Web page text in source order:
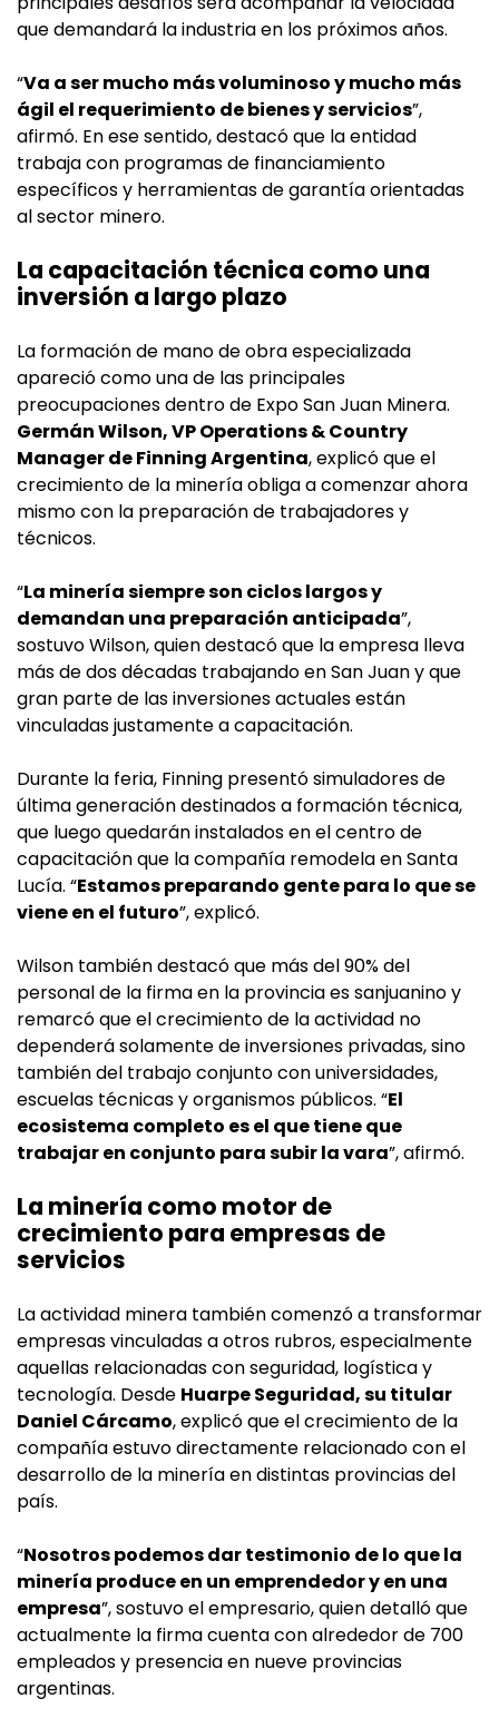
que demandará la industria en los próximos años.
“Va a ser mucho más voluminoso y mucho más
ágil el requerimiento de bienes y servicios”,
afirmó. En ese sentido, destacó que la entidad
trabaja con programas de financiamiento
específicos y herramientas de garantía orientadas
al sector minero.
La capacitación técnica como una
inversión a largo plazo
La formación de mano de obra especializada
apareció como una de las principales
preocupaciones dentro de Expo San Juan Minera.
Germán Wilson, VP Operations & Country
Manager de Finning Argentina, explicó que el
crecimiento de la minería obliga a comenzar ahora
mismo con la preparación de trabajadores y
técnicos.
“La minería siempre son ciclos largos y
demandan una preparación anticipada”,
sostuvo Wilson, quien destacó que la empresa lleva
más de dos décadas trabajando en San Juan y que
gran parte de las inversiones actuales están
vinculadas justamente a capacitación.
Durante la feria, Finning presentó simuladores de
última generación destinados a formación técnica,
que luego quedarán instalados en el centro de
capacitación que la compañía remodela en Santa
Lucía. “Estamos preparando gente para lo que se
viene en el futuro”, explicó.
Wilson también destacó que más del 90% del
personal de la firma en la provincia es sanjuanino y
remarcó que el crecimiento de la actividad no
dependerá solamente de inversiones privadas, sino
también del trabajo conjunto con universidades,
escuelas técnicas y organismos públicos. “El
ecosistema completo es el que tiene que
trabajar en conjunto para subir la vara”, afirmó.
La minería como motor de
crecimiento para empresas de
servicios
La actividad minera también comenzó a transformar
empresas vinculadas a otros rubros, especialmente
aquellas relacionadas con seguridad, logística y
tecnología. Desde Huarpe Seguridad, su titular
Daniel Cárcamo, explicó que el crecimiento de la
compañía estuvo directamente relacionado con el
desarrollo de la minería en distintas provincias del
país.
“Nosotros podemos dar testimonio de lo que la
minería produce en un emprendedor y en una
empresa”, sostuvo el empresario, quien detalló que
actualmente la firma cuenta con alrededor de 700
empleados y presencia en nueve provincias
argentinas.